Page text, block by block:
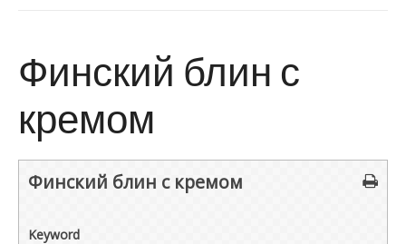
Финский блин с
кремом
Финский блин с кремом
Keyword